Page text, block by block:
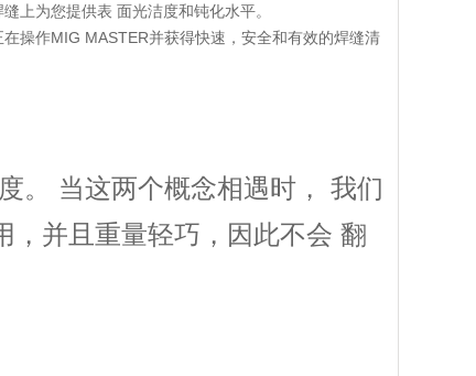
上为您提供表 面光洁度和钝化水平。
操作MIG MASTER并获得快速，安全和有效的焊缝清
。 当这两个概念相遇时， 我们
，并且重量轻巧，因此不会 翻